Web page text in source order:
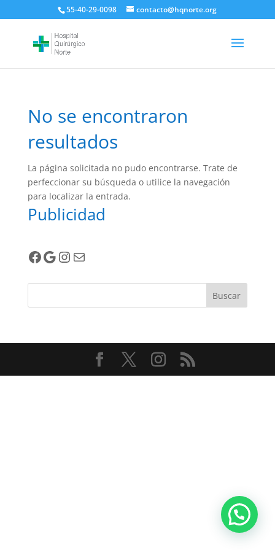
55-40-29-0098 contacto@hqnorte.org
No se encontraron
resultados
La página solicitada no pudo encontrarse. Trate de
perfeccionar su búsqueda o utilice la navegación
para localizar la entrada.
Publicidad
Facebook
Google
Instagram
Correo electrónico
Buscar